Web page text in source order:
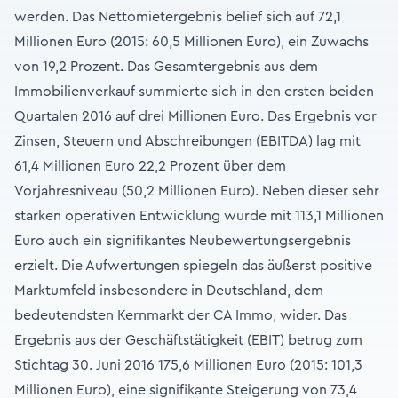
werden. Das Nettomietergebnis belief sich auf 72,1
Millionen Euro (2015: 60,5 Millionen Euro), ein Zuwachs
von 19,2 Prozent. Das Gesamtergebnis aus dem
Immobilienverkauf summierte sich in den ersten beiden
Quartalen 2016 auf drei Millionen Euro. Das Ergebnis vor
Zinsen, Steuern und Abschreibungen (EBITDA) lag mit
61,4 Millionen Euro 22,2 Prozent über dem
Vorjahresniveau (50,2 Millionen Euro). Neben dieser sehr
starken operativen Entwicklung wurde mit 113,1 Millionen
Euro auch ein signifikantes Neubewertungsergebnis
erzielt. Die Aufwertungen spiegeln das äußerst positive
Marktumfeld insbesondere in Deutschland, dem
bedeutendsten Kernmarkt der CA Immo, wider. Das
Ergebnis aus der Geschäftstätigkeit (EBIT) betrug zum
Stichtag 30. Juni 2016 175,6 Millionen Euro (2015: 101,3
Millionen Euro), eine signifikante Steigerung von 73,4